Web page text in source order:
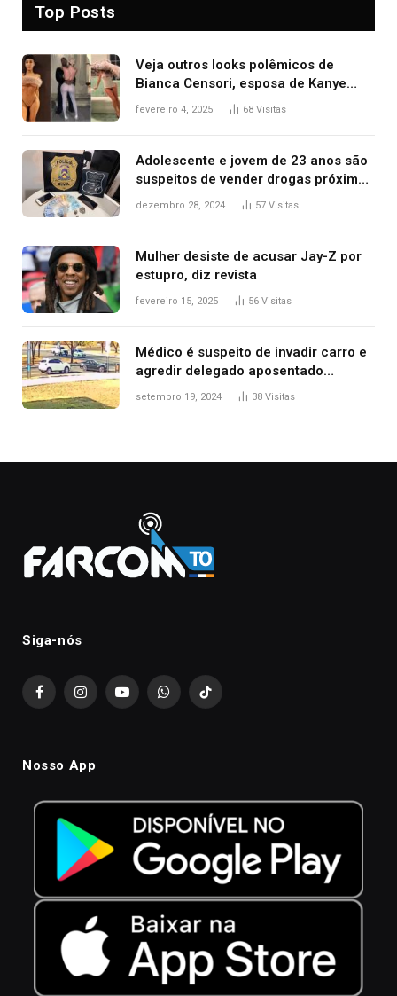
Top Posts
Veja outros looks polêmicos de
Bianca Censori, esposa de Kanye
West que apareceu nua no Grammy
fevereiro 4, 2025 68 Visitas
Adolescente e jovem de 23 anos são
suspeitos de vender drogas próximo
de delegacia e escola, diz polícia
dezembro 28, 2024 57 Visitas
Mulher desiste de acusar Jay-Z por
estupro, diz revista
fevereiro 15, 2025 56 Visitas
Médico é suspeito de invadir carro e
agredir delegado aposentado
durante confusão no trânsito
setembro 19, 2024 38 Visitas
Siga-nós
FacebookInstagramYouTubeWhatsAppTikTok
Nosso App